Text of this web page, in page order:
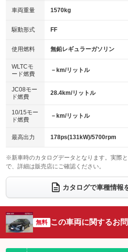
アイドリングストップ
：装備なし
USB入力端子
：装備なし
100V電源
：装備あり
センターデフロック
：装備なし
電動格納ミラー
：装備あり
キーレス
HID(キセノンライト)
：装備なし
バックカメラ
：装備あり
エアロ
：装備なし
：装備なし
パワーシート
ベンチシート
：装備なし
チップアップシート
：装備なし
：装備なし
ウォークスルー
：装備なし
電動リアゲート
：装備なし
サイドカメラ
：装備なし
：装備なし
車両重量 1570kg
駆動形式 FF
使用燃料 無鉛レギュラーガソリン
WLTCモ
ード燃費
－km/リットル
JC08モー
ド燃費
28.4km/リットル
10/15モー
ド燃費
－km/リットル
最高出力 178ps(131kW)/5700rpm
※新車時のカタログデータとなります。実際
で、詳細は販売店にご確認ください。
カタログで車種情報
無料 この車両に関するお